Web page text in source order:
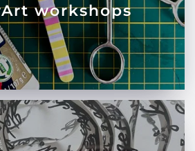
workshops